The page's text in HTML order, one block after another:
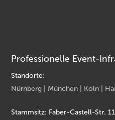
Professionelle Event-
Standorte:
Nürnberg | München | Köln |
Stammsitz: Faber-Castell-Str.